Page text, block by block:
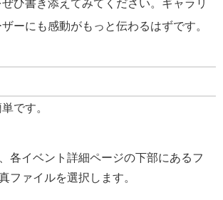
ぜひ書き添えてみてください。ギャラリ
ーにも感動がもっと伝わるはずです。
です。
各イベント詳細ページの下部にあるフ
ファイルを選択します。